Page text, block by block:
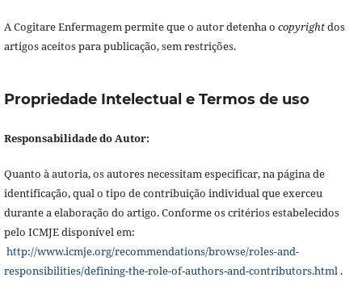
A Cogitare Enfermagem permite que o autor detenha o copyrightdos
artigos aceitos para publicação, sem restrições.
Propriedade Intelectual e Termos de uso
Responsabilidade do Autor:
Quanto à autoria, os autores necessitam especificar, na página de
identificação, qual o tipo de contribuição individual que exerceu
durante a elaboração do artigo. Conforme os critérios estabelecidos
pelo ICMJE disponível em:
http://www.icmje.org/recommendations/browse/roles-and-
responsibilities/defining-the-role-of-authors-and-contributors.html .